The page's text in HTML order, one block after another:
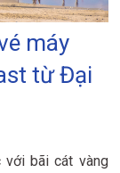
máy
từ Đại
với bãi cát vàng